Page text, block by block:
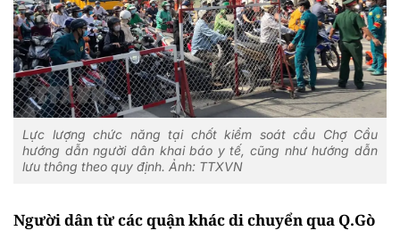
Lực lượng chức năng tại chốt kiểm soát cầu Chợ Cầu
hướng dẫn người dân khai báo y tế, cũng như hướng dẫn
lưu thông theo quy định. Ảnh: TTXVN
Người dân từ các quận khác di chuyển qua Q.Gò